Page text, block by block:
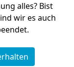
alles? Bist
wir es auch